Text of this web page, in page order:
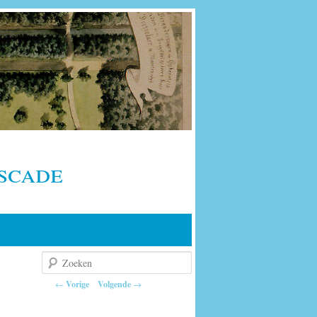
Berichtnavigatie
← Vorige Volgende →